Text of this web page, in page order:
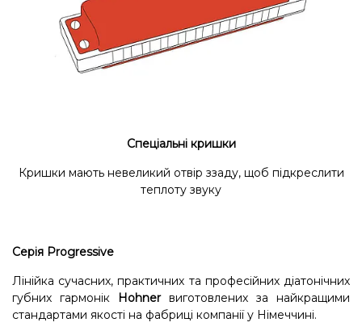
Спеціальні кришки
Кришки мають невеликий отвір ззаду, щоб підкреслити
теплоту звуку
Серія Progressive
Лінійка сучасних, практичних та професійних діатонічних
губних гармонік
Hohner виготовлених за найкращими
стандартами якості на фабриці компанії у Німеччині.